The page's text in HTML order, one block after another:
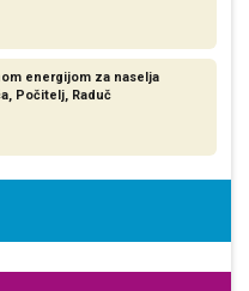
energijom za naselja
Počitelj, Raduč